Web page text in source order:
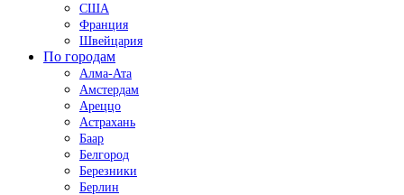
США
Франция
Швейцария
По городам
Алма-Ата
Амстердам
Ареццо
Астрахань
Баар
Белгород
Березники
Берлин